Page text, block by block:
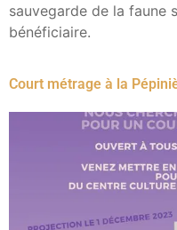
sauvegarde de la faune
bénéficiaire.
Court métrage à la